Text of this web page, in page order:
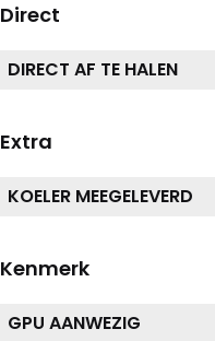
Direct
DIRECT AF TE HALEN
Extra
KOELER MEEGELEVERD
Kenmerk
GPU AANWEZIG